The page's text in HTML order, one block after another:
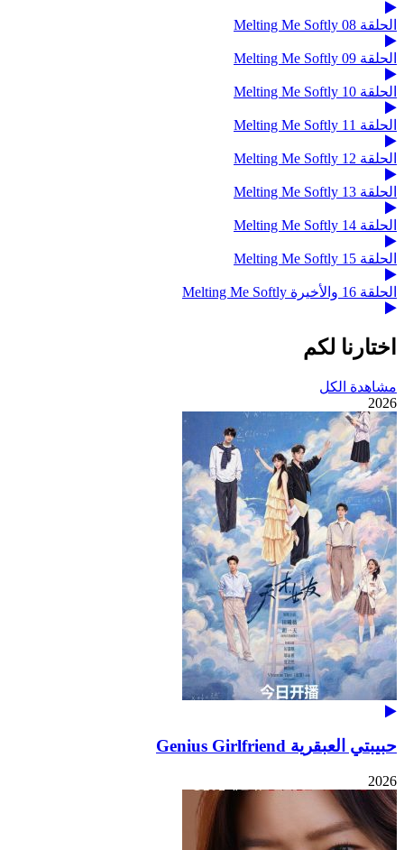
الحلقة 08 Melting Me Softly
الحلقة 09 Melting Me Softly
الحلقة 10 Melting Me Softly
الحلقة 11 Melting Me Softly
الحلقة 12 Melting Me Softly
الحلقة 13 Melting Me Softly
الحلقة 14 Melting Me Softly
الحلقة 15 Melting Me Softly
الحلقة 16 والأخيرة Melting Me Softly
اختارنا لكم
مشاهدة الكل
2026
حبيبتي العبقرية Genius Girlfriend
2026